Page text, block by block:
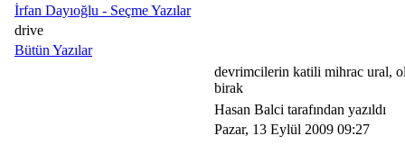
İrfan Dayıoğlu - Seçme Yazılar
drive
Bütün Yazılar
devrimcilerin katili mihrac ural,
birak
Hasan Balci tarafından yazıldı
Pazar, 13 Eylül 2009 09:27